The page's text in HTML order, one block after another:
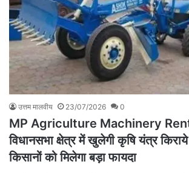
उत्तम मालवीय 23/07/2026 0
MP Agriculture Machinery
विधानसभा क्षेत्र में खुलेगी कृषि यंत्र
किसानों को मिलेगा बड़ा फायदा